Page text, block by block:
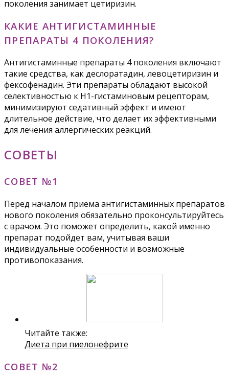
поколения занимает цетиризин.
КАКИЕ АНТИГИСТАМИННЫЕ
ПРЕПАРАТЫ 4 ПОКОЛЕНИЯ?
Антигистаминные препараты 4 поколения включают
такие средства, как деслоратадин, левоцетиризин и
фексофенадин. Эти препараты обладают высокой
селективностью к H1-гистаминовым рецепторам,
минимизируют седативный эффект и имеют
длительное действие, что делает их эффективными
для лечения аллергических реакций.
СОВЕТЫ
СОВЕТ №1
Перед началом приема антигистаминных препаратов
нового поколения обязательно проконсультируйтесь
с врачом. Это поможет определить, какой именно
препарат подойдет вам, учитывая ваши
индивидуальные особенности и возможные
противопоказания.
Читайте также:
Диета при пиелонефрите
СОВЕТ №2